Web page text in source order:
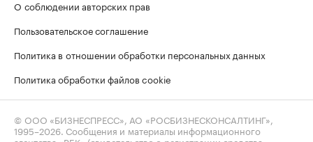
О соблюдении авторских прав
Пользовательское соглашение
Политика в отношении обработки персональных данных
Политика обработки файлов cookie
© ООО «БИЗНЕСПРЕСС», АО «РОСБИЗНЕСКОНСАЛТИНГ»,
1995–2026. Сообщения и материалы информационного